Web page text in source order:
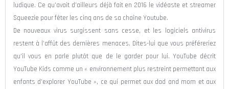
ludique. Ce qu’avait d’ailleurs déjà fait en 2016 le vidéaste et streamer
Squeezie pour fêter les cinq ans de sa chaîne Youtube.
De nouveaux virus surgissent sans cesse, et les logiciels antivirus
restent à l’affût des dernières menaces. Dites-lui que vous préféreriez
qu’il vous en parle plutôt que de le garder pour lui. YouTube décrit
YouTube Kids comme un « environnement plus restreint permettant aux
enfants d’explorer YouTube », ce qui permet aux dad and mom et aux